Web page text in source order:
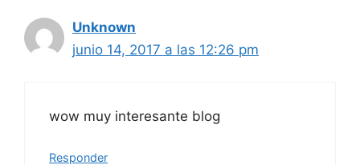
Unknown
junio 14, 2017 a las 12:26 pm
wow muy interesante blog
Responder